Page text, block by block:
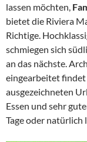
lassen möchten,
bietet die Riviera
Richtige.
schmiegen sich
an das nächste.
eingearbeitet findet
ausgezeichneten
Essen und sehr
Tage oder natürlich